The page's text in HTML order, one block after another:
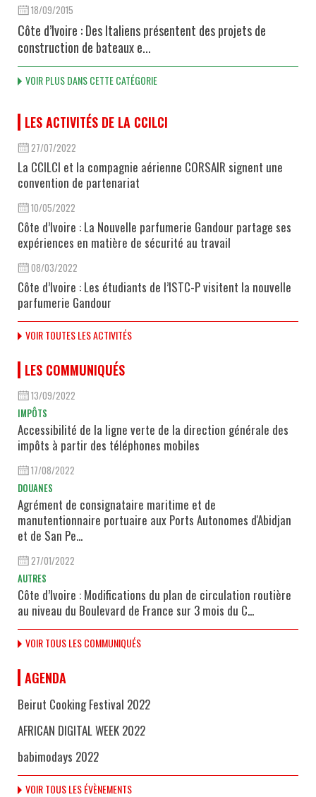
18/09/2015
Côte d’Ivoire : Des Italiens présentent des projets de
construction de bateaux e...
VOIR PLUS DANS CETTE CATÉGORIE
LES ACTIVITÉS DE LA CCILCI
27/07/2022
La CCILCI et la compagnie aérienne CORSAIR signent une
convention de partenariat
10/05/2022
Côte d’Ivoire : La Nouvelle parfumerie Gandour partage ses
expériences en matière de sécurité au travail
08/03/2022
Côte d’Ivoire : Les étudiants de l’ISTC-P visitent la nouvelle
parfumerie Gandour
VOIR TOUTES LES ACTIVITÉS
LES COMMUNIQUÉS
13/09/2022
IMPÔTS
Accessibilité de la ligne verte de la direction générale des
impôts à partir des téléphones mobiles
17/08/2022
DOUANES
Agrément de consignataire maritime et de
manutentionnaire portuaire aux Ports Autonomes d'Abidjan
et de San Pe...
27/01/2022
AUTRES
Côte d’Ivoire : Modifications du plan de circulation routière
au niveau du Boulevard de France sur 3 mois du C...
VOIR TOUS LES COMMUNIQUÉS
AGENDA
Beirut Cooking Festival 2022
AFRICAN DIGITAL WEEK 2022
babimodays 2022
VOIR TOUS LES ÉVÈNEMENTS